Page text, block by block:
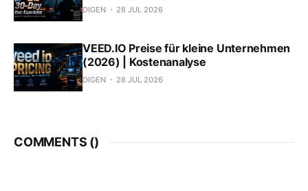
DIGEN 28 JUL 2026
VEED.IO Preise für kleine Unternehmen
(2026) | Kostenanalyse
DIGEN 28 JUL 2026
COMMENTS ()